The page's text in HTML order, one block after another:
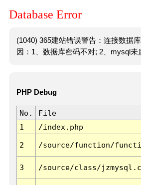
Database Error
(1040) 365建站错误警告：连接数据
因：1、数据库密码不对; 2、mysql未
PHP Debug
No. File
1
/index.php
2 /source/function/
3 /source/class/